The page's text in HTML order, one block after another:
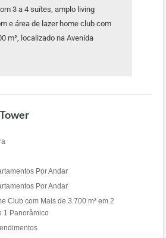
3 a 4 suítes, amplo living
e área de lazer home club com
m², localizado na Avenida
Por Andar
Por Andar
Club com Mais de 3.700 m² em 2
1 Panorâmico